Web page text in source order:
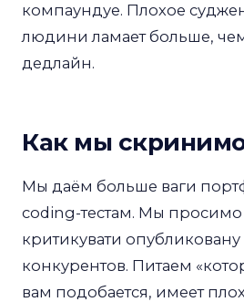
компаундуе. Плохое
людини ламает больше,
дедлайн.
Как мы
Мы даём больше ваги
coding-тестам. Мы просимо
критикувати
конкурентов. Питаем
вам подобается, имеет